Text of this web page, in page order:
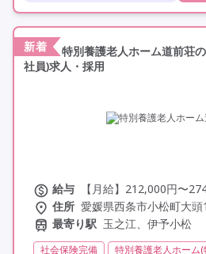
新着
特別養護老人ホーム道前荘
社員)求人・採用
給与
【月給】212,000円〜
住所 愛媛県西条市小松町大頭
最寄り駅 玉之江、伊予小松
社会保険完備 特別養護老人ホーム(